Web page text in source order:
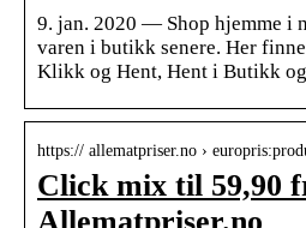
9. jan. 2020 — Shop hjemme i
varen i butikk senere. Her
Klikk og Hent, Hent i Butikk
https:// allematpriser.no ›
Click mix til 59,90
Allematpriser.no